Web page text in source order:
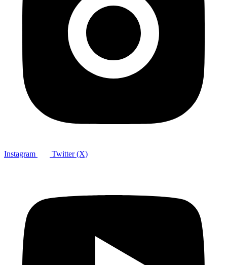
Instagram Twitter (X)